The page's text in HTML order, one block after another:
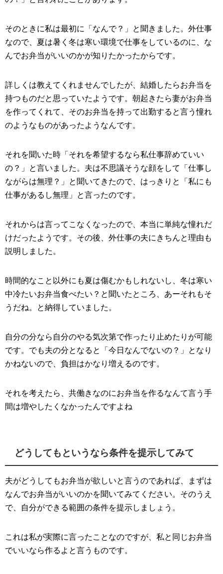
そのときに私は最初に「なんで？」と聞きました。外仕事
なので、夏は暑く冬は寒い環境で仕事をしているのに、な
んでお弁当がいいのかが知りたかったからです。
詳しくは教えてくれませんでしたが、結婚したらお弁当を
持つものだと思っていたようです。朝起きたら妻がお弁当
を作ってくれて、そのお弁当を持って出勤すると言う憧れ
のようなものがあったようなんです。
それを聞いた時「それを希望するなら私仕事辞めていい
の？」と言いました。夫は不思議そうな顔をして「仕事し
ながらは無理？」と聞いてきたので、はっきりと「私にも
仕事があるし無理」と言ったのです。
それからは言ってこなくなったので、本当に単純な憧れだ
けだったようです。その後、外仕事の夫にきちんと理由も
説明しました。
時間的なこと以外にも夏は傷むかもしれないし、冬は寒い
中冷たいお弁当食べたい？と聞いたところ、あーそれもそ
うだね。と納得していました。
自分の分なら自分のやる気次第で作ったり止めたりが可能
です。でも夫の分となると「今日なんでないの？」となり
かねないので、負担はかなり増えるのです。
それを考えたら、共働きなのにお弁当を作るなんて言う手
間は増やしたくなかったんですよね
どうしてもというなら条件を提示してみて
夫がどうしてもお弁当が欲しいと言うのであれば、まずは
なんでお弁当がいいのかを聞いてみてください。そのうえ
で、自分ができる範囲の条件を提示しましょう。
これは私が実際に言ったことなのですが、私と同じお弁当
でいいなら作るよと言うものです。